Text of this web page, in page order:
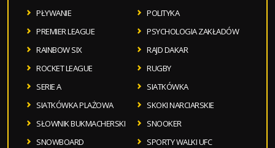
PŁYWANIE
POLITYKA
PREMIER LEAGUE
PSYCHOLOGIA ZAKŁADÓW
RAINBOW SIX
RAJD DAKAR
ROCKET LEAGUE
RUGBY
SERIE A
SIATKÓWKA
SIATKÓWKA PLAŻOWA
SKOKI NARCIARSKIE
SŁOWNIK BUKMACHERSKI
SNOOKER
SNOWBOARD
SPORTY WALKI UFC